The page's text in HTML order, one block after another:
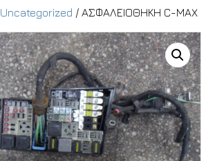
Uncategorized / ΑΣΦΑΛΕΙΟΘΗΚΗ C-MAX